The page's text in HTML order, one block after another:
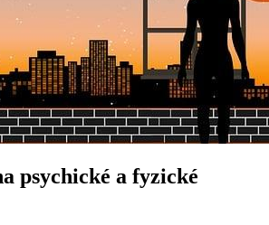
psychické a fyzické